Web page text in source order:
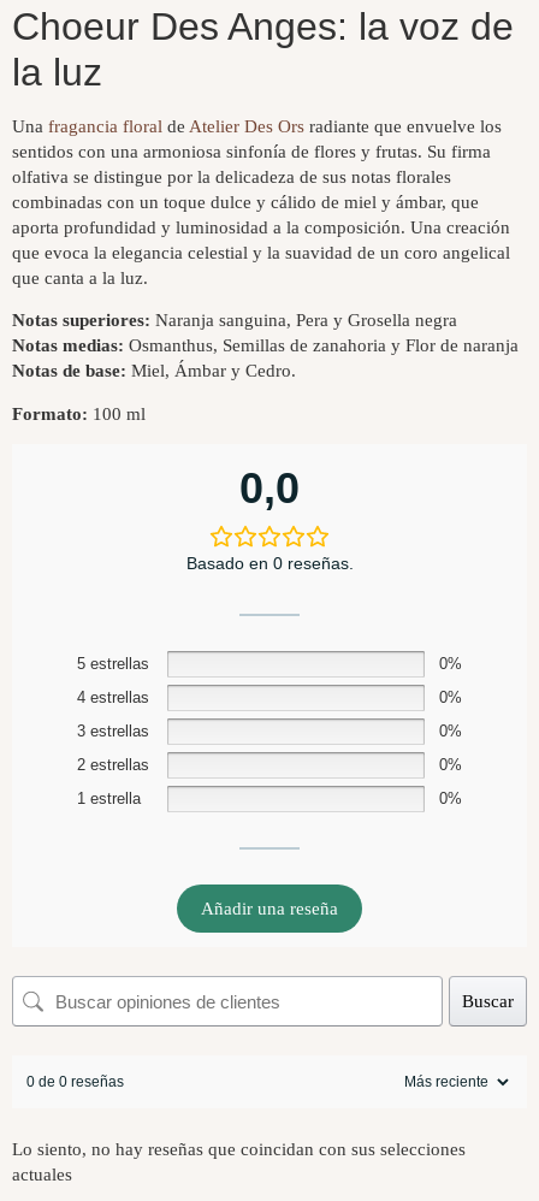
Choeur Des Anges: la voz de
la luz
Una fragancia floral de Atelier Des Ors radiante que envuelve los
sentidos con una armoniosa sinfonía de flores y frutas. Su firma
olfativa se distingue por la delicadeza de sus notas florales
combinadas con un toque dulce y cálido de miel y ámbar, que
aporta profundidad y luminosidad a la composición. Una creación
que evoca la elegancia celestial y la suavidad de un coro angelical
que canta a la luz.
Notas superiores: Naranja sanguina, Pera y Grosella negra
Notas medias: Osmanthus, Semillas de zanahoria y Flor de naranja
Notas de base: Miel, Ámbar y Cedro.
Formato: 100 ml
0,0
Basado en 0 reseñas.
5 estrellas
0%
4 estrellas
0%
3 estrellas
0%
2 estrellas
0%
1 estrella
0%
Añadir una reseña
Buscar
0 de 0 reseñas
Lo siento, no hay reseñas que coincidan con sus selecciones
actuales